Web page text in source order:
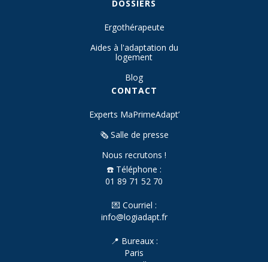
DOSSIERS
Ergothérapeute
Aides à l'adaptation du
logement
Blog
CONTACT
Experts MaPrimeAdapt’
🗞️ Salle de presse
Nous recrutons !
☎️ Téléphone :
01 89 71 52 70
💌 Courriel :
info@logiadapt.fr
📍 Bureaux :
Paris